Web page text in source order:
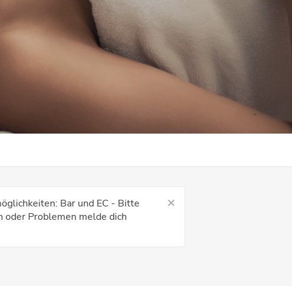
Bar und EC - Bitte
oder Problemen melde dich